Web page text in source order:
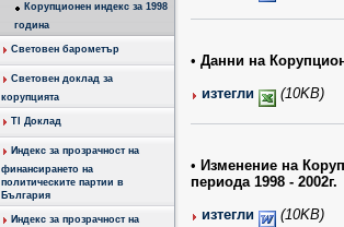
Корупционен индекс за 1998
година
Световен барометър
Световен доклад за
корупцията
TI Доклад
Индекс за прозрачност на
финансирането на
политическите партии в
България
Индекс за прозрачност на
• Данни на
изтегли
(10KB)
• Изменение на
периода 1998 - 2002г.
изтегли
(10KB)